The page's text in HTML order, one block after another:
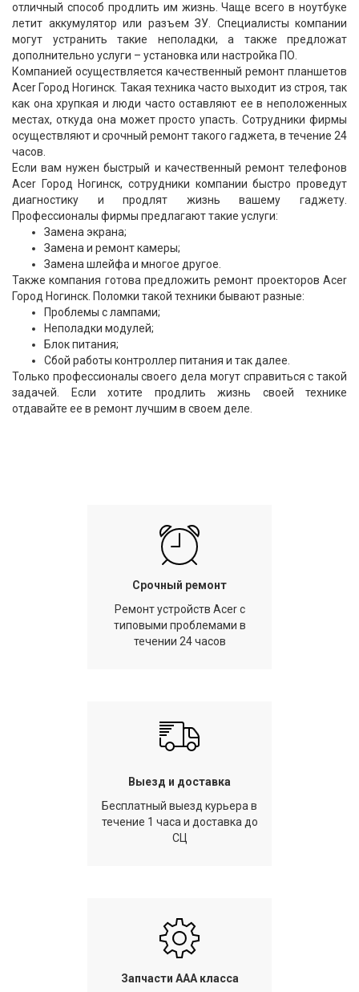
отличный способ продлить им жизнь. Чаще всего в ноутбуке
летит аккумулятор или разъем ЗУ. Специалисты компании
могут устранить такие неполадки, а также предложат
дополнительно услуги – установка или настройка ПО.
Компанией осуществляется качественный ремонт планшетов
Acer Город Ногинск. Такая техника часто выходит из строя, так
как она хрупкая и люди часто оставляют ее в неположенных
местах, откуда она может просто упасть. Сотрудники фирмы
осуществляют и срочный ремонт такого гаджета, в течение 24
часов.
Если вам нужен быстрый и качественный ремонт телефонов
Acer Город Ногинск, сотрудники компании быстро проведут
диагностику и продлят жизнь вашему гаджету.
Профессионалы фирмы предлагают такие услуги:
Замена экрана;
Замена и ремонт камеры;
Замена шлейфа и многое другое.
Также компания готова предложить ремонт проекторов Acer
Город Ногинск. Поломки такой техники бывают разные:
Проблемы с лампами;
Неполадки модулей;
Блок питания;
Сбой работы контроллер питания и так далее.
Только профессионалы своего дела могут справиться с такой
задачей. Если хотите продлить жизнь своей технике
отдавайте ее в ремонт лучшим в своем деле.
Срочный ремонт
Ремонт устройств Acer с
типовыми проблемами в
течении 24 часов
Выезд и доставка
Бесплатный выезд курьера в
течение 1 часа и доставка до
СЦ
Запчасти AAA класса